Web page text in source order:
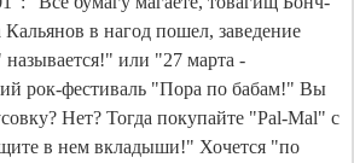
в нагод пошел, заведение
или "27 марта -
рок-фестиваль "Пора по бабам!" Вы
Нет? Тогда покупайте "Pal-Mal" с
в нем вкладыши!" Хочется "по